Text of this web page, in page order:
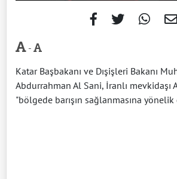
-
Katar Başbakanı ve Dışişleri Bakanı
Abdurrahman Al Sani, İranlı mevkidaşı
"bölgede barışın sağlanmasına